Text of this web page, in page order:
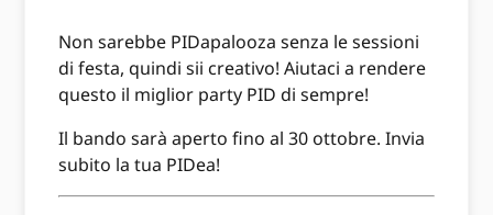
Non sarebbe PIDapalooza senza le sessioni
di festa, quindi sii creativo! Aiutaci a rendere
questo il miglior party PID di sempre!
Il bando sarà aperto fino al 30 ottobre. Invia
subito la tua PIDea!